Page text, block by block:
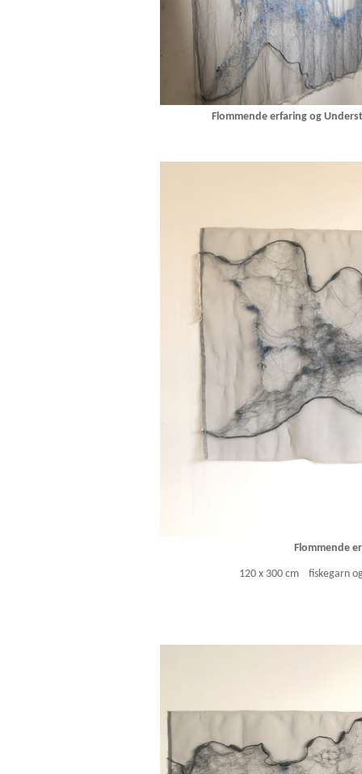
Flommende erfaring og
Flommende
120 x 300 cm fiskegarn